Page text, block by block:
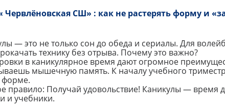
СШ» : как не растерять форму и
— это не только сон до обеда и сериалы. Для
технику без отрыва. Почему это важно?
в каникулярное время дают огромное
мышечную память. К началу учебного
форме.
правило: Получай удовольствие! Каникулы — время
и учебники.